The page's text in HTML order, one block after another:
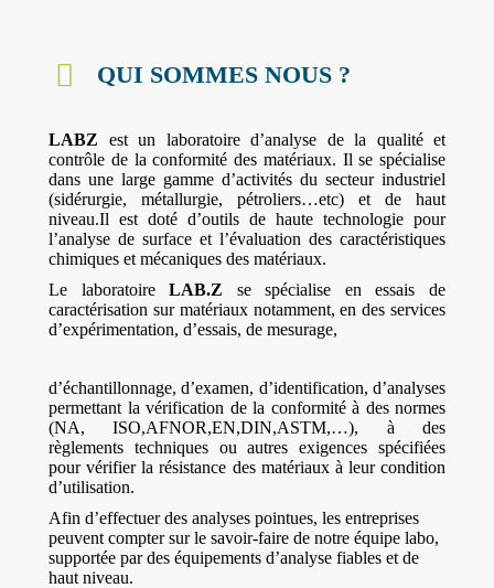
QUI SOMMES NOUS ?
LABZ est un laboratoire d’analyse de la qualité et
contrôle de la conformité des matériaux. Il se spécialise
dans une large gamme d’activités du secteur industriel
(sidérurgie, métallurgie, pétroliers…etc) et de haut
niveau.Il est doté d’outils de haute technologie pour
l’analyse de surface et l’évaluation des caractéristiques
chimiques et mécaniques des matériaux.
Le laboratoireLAB.Z se spécialise en essais de
caractérisation sur matériaux notamment, en des services
d’expérimentation, d’essais, de mesurage,
d’échantillonnage, d’examen, d’identification, d’analyses
permettant la vérification de la conformité à des normes
(NA, ISO,AFNOR,EN,DIN,ASTM,…), à des
règlements techniques ou autres exigences spécifiées
pour vérifier la résistance des matériaux à leur condition
d’utilisation.
Afin d’effectuer des analyses pointues, les entreprises
peuvent compter sur le savoir-faire de notre équipe labo,
supportée par des équipements d’analyse fiables et de
haut niveau.